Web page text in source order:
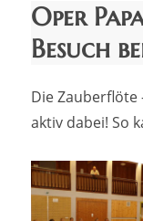
Oper
Besuch
Die Zauberflöte
aktiv dabei! So